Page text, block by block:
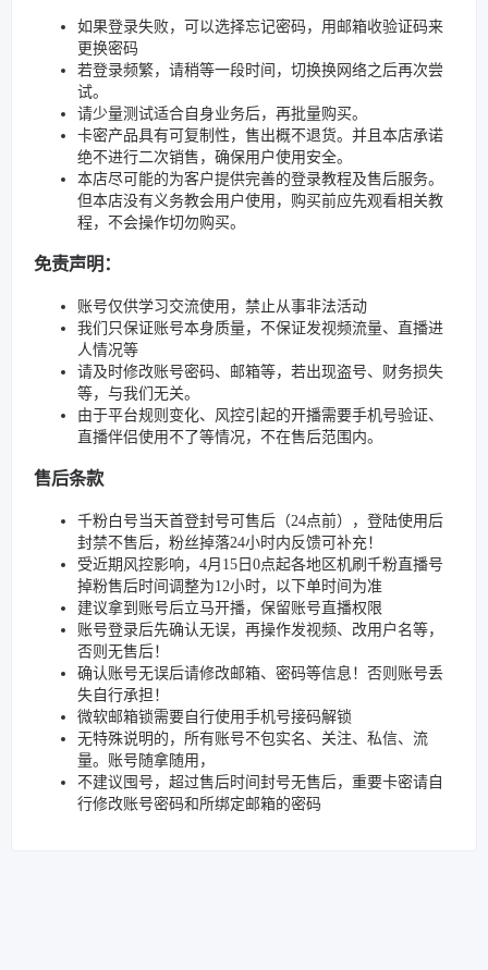
如果登录失败，可以选择忘记密码，用邮箱收验证码来
更换密码
若登录频繁，请稍等一段时间，切换换网络之后再次尝
试。
请少量测试适合自身业务后，再批量购买。
卡密产品具有可复制性，售出概不退货。并且本店承诺
绝不进行二次销售，确保用户使用安全。
本店尽可能的为客户提供完善的登录教程及售后服务。
但本店没有义务教会用户使用，购买前应先观看相关教
程，不会操作切勿购买。
免责声明：
账号仅供学习交流使用，禁止从事非法活动
我们只保证账号本身质量，不保证发视频流量、直播进
人情况等
请及时修改账号密码、邮箱等，若出现盗号、财务损失
等，与我们无关。
由于平台规则变化、风控引起的开播需要手机号验证、
直播伴侣使用不了等情况，不在售后范围内。
售后条款
千粉白号当天首登封号可售后（24点前），登陆使用后
封禁不售后，粉丝掉落24小时内反馈可补充！
受近期风控影响，4月15日0点起各地区机刷千粉直播号
掉粉售后时间调整为12小时，以下单时间为准
建议拿到账号后立马开播，保留账号直播权限
账号登录后先确认无误，再操作发视频、改用户名等，
否则无售后！
确认账号无误后请修改邮箱、密码等信息！否则账号丢
失自行承担！
微软邮箱锁需要自行使用手机号接码解锁
无特殊说明的，所有账号不包实名、关注、私信、流
量。账号随拿随用，
不建议囤号，超过售后时间封号无售后，重要卡密请自
行修改账号密码和所绑定邮箱的密码